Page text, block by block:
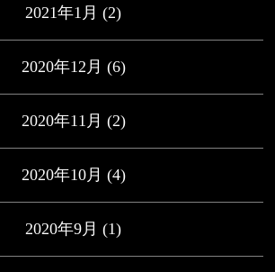
2021年1月 (2)
2020年12月 (6)
2020年11月 (2)
2020年10月 (4)
2020年9月 (1)